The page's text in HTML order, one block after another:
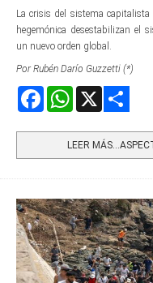
La crisis del sistema capitalista
hegemónica desestabilizan el
un nuevo orden global.
Por Rubén Darío Guzzetti (*)
FacebookWhatsApp
LEER